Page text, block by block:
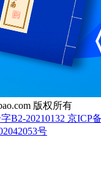
版权所有
B2-20210132 京ICP
号